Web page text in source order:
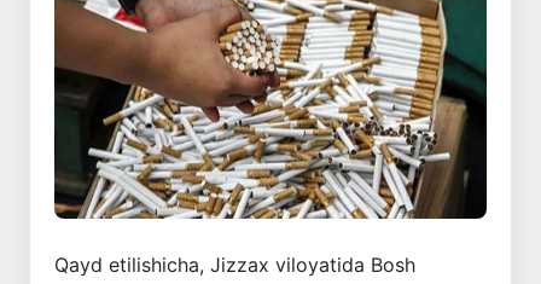
Qayd etilishicha, Jizzax viloyatida Bosh